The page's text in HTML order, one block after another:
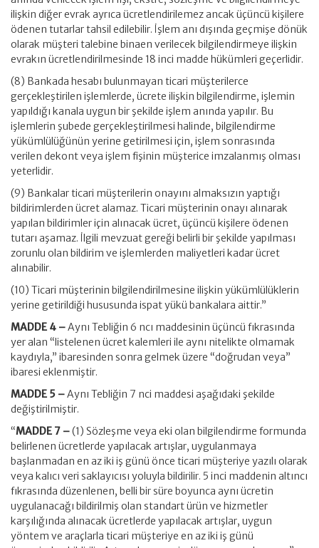
ilişkin diğer evrak ayrıca ücretlendirilemez ancak üçüncü kişilere
ödenen tutarlar tahsil edilebilir. İşlem anı dışında geçmişe dönük
olarak müşteri talebine binaen verilecek bilgilendirmeye ilişkin
evrakın ücretlendirilmesinde 18 inci madde hükümleri geçerlidir.
(8) Bankada hesabı bulunmayan ticari müşterilerce
gerçekleştirilen işlemlerde, ücrete ilişkin bilgilendirme, işlemin
yapıldığı kanala uygun bir şekilde işlem anında yapılır. Bu
işlemlerin şubede gerçekleştirilmesi halinde, bilgilendirme
yükümlülüğünün yerine getirilmesi için, işlem sonrasında
verilen dekont veya işlem fişinin müşterice imzalanmış olması
yeterlidir.
(9) Bankalar ticari müşterilerin onayını almaksızın yaptığı
bildirimlerden ücret alamaz. Ticari müşterinin onayı alınarak
yapılan bildirimler için alınacak ücret, üçüncü kişilere ödenen
tutarı aşamaz. İlgili mevzuat gereği belirli bir şekilde yapılması
zorunlu olan bildirim ve işlemlerden maliyetleri kadar ücret
alınabilir.
(10) Ticari müşterinin bilgilendirilmesine ilişkin yükümlülüklerin
yerine getirildiği hususunda ispat yükü bankalara aittir.”
MADDE 4 –Aynı Tebliğin 6 ncı maddesinin üçüncü fıkrasında
yer alan “listelenen ücret kalemleri ile aynı nitelikte olmamak
kaydıyla,” ibaresinden sonra gelmek üzere “doğrudan veya”
ibaresi eklenmiştir.
MADDE 5 –Aynı Tebliğin 7 nci maddesi aşağıdaki şekilde
değiştirilmiştir.
“MADDE 7 –(1) Sözleşme veya eki olan bilgilendirme formunda
belirlenen ücretlerde yapılacak artışlar, uygulanmaya
başlanmadan en az iki iş günü önce ticari müşteriye yazılı olarak
veya kalıcı veri saklayıcısı yoluyla bildirilir. 5 inci maddenin altıncı
fıkrasında düzenlenen, belli bir süre boyunca aynı ücretin
uygulanacağı bildirilmiş olan standart ürün ve hizmetler
karşılığında alınacak ücretlerde yapılacak artışlar, uygun
yöntem ve araçlarla ticari müşteriye en az iki iş günü